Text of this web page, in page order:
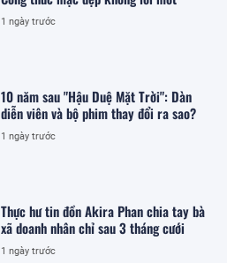
1 ngày trước
10 năm sau "Hậu Duệ Mặt Trời": Dàn
diễn viên và bộ phim thay đổi ra sao?
1 ngày trước
Thực hư tin đồn Akira Phan chia tay bà
xã doanh nhân chỉ sau 3 tháng cưới
1 ngày trước